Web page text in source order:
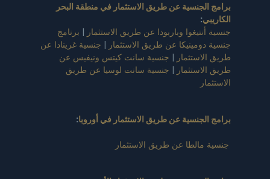
برامج الجنسية عن طريق الاستثمار في منطقة البحر
الكاريبي:
جنسية أنتيغوا وباربودا عن طريق الاستثمار | برنامج
جنسية دومينيكا عن طريق الاستثمار | جنسية غرينادا عن
طريق الاستثمار | جنسية سانت كيتس ونيفيس عن
طريق الاستثمار | جنسية سانت لوسيا عن طريق
الاستثمار
برامج الجنسية عن طريق الاستثمار في أوروبا:
جنسية مالطا عن طريق الاستثمار